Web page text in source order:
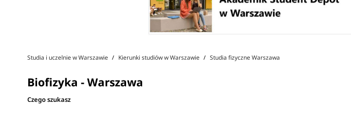
Studia i uczelnie w Warszawie Kierunki studiów w Warszawie Studia fizyczne Warszawa
Biofizyka - Warszawa
Czego szukasz